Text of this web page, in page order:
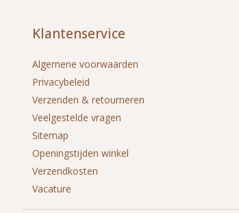
Klantenservice
Algemene voorwaarden
Privacybeleid
Verzenden & retourneren
Veelgestelde vragen
Sitemap
Openingstijden winkel
Verzendkosten
Vacature